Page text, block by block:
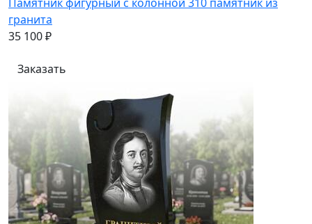
гранита
35 100 ₽
Заказать